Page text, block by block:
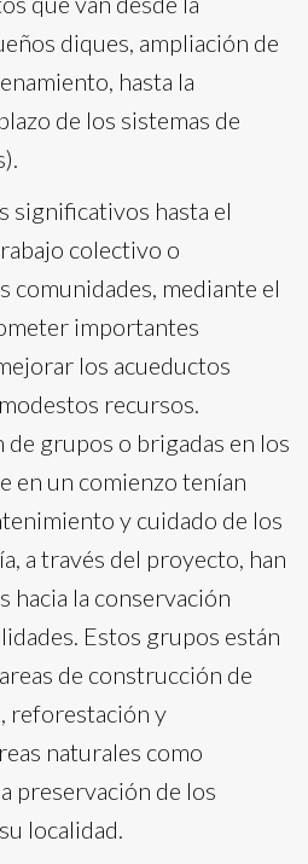
diques, ampliación de
hasta la
de los sistemas de
significativos hasta el
colectivo o
comunidades, mediante el
importantes
los acueductos
recursos.
de grupos o brigadas en los
en un comienzo tenían
y cuidado de los
a través del proyecto, han
hacia la conservación
Estos grupos están
de construcción de
reforestación y
naturales como
preservación de los
localidad.